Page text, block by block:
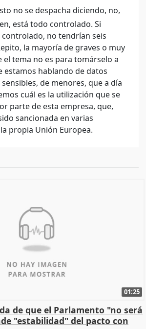
no se despacha diciendo, no,
está todo controlado. Si
no tendrían seis
la mayoría de graves o muy
el tema no es para tomárselo a
estamos hablando de datos
de menores, que a día
cuál es la utilización que se
parte de esta empresa, que,
sancionada en varias
propia Unión Europea.
01:25
de que el Parlamento "no será
"estabilidad" del pacto con